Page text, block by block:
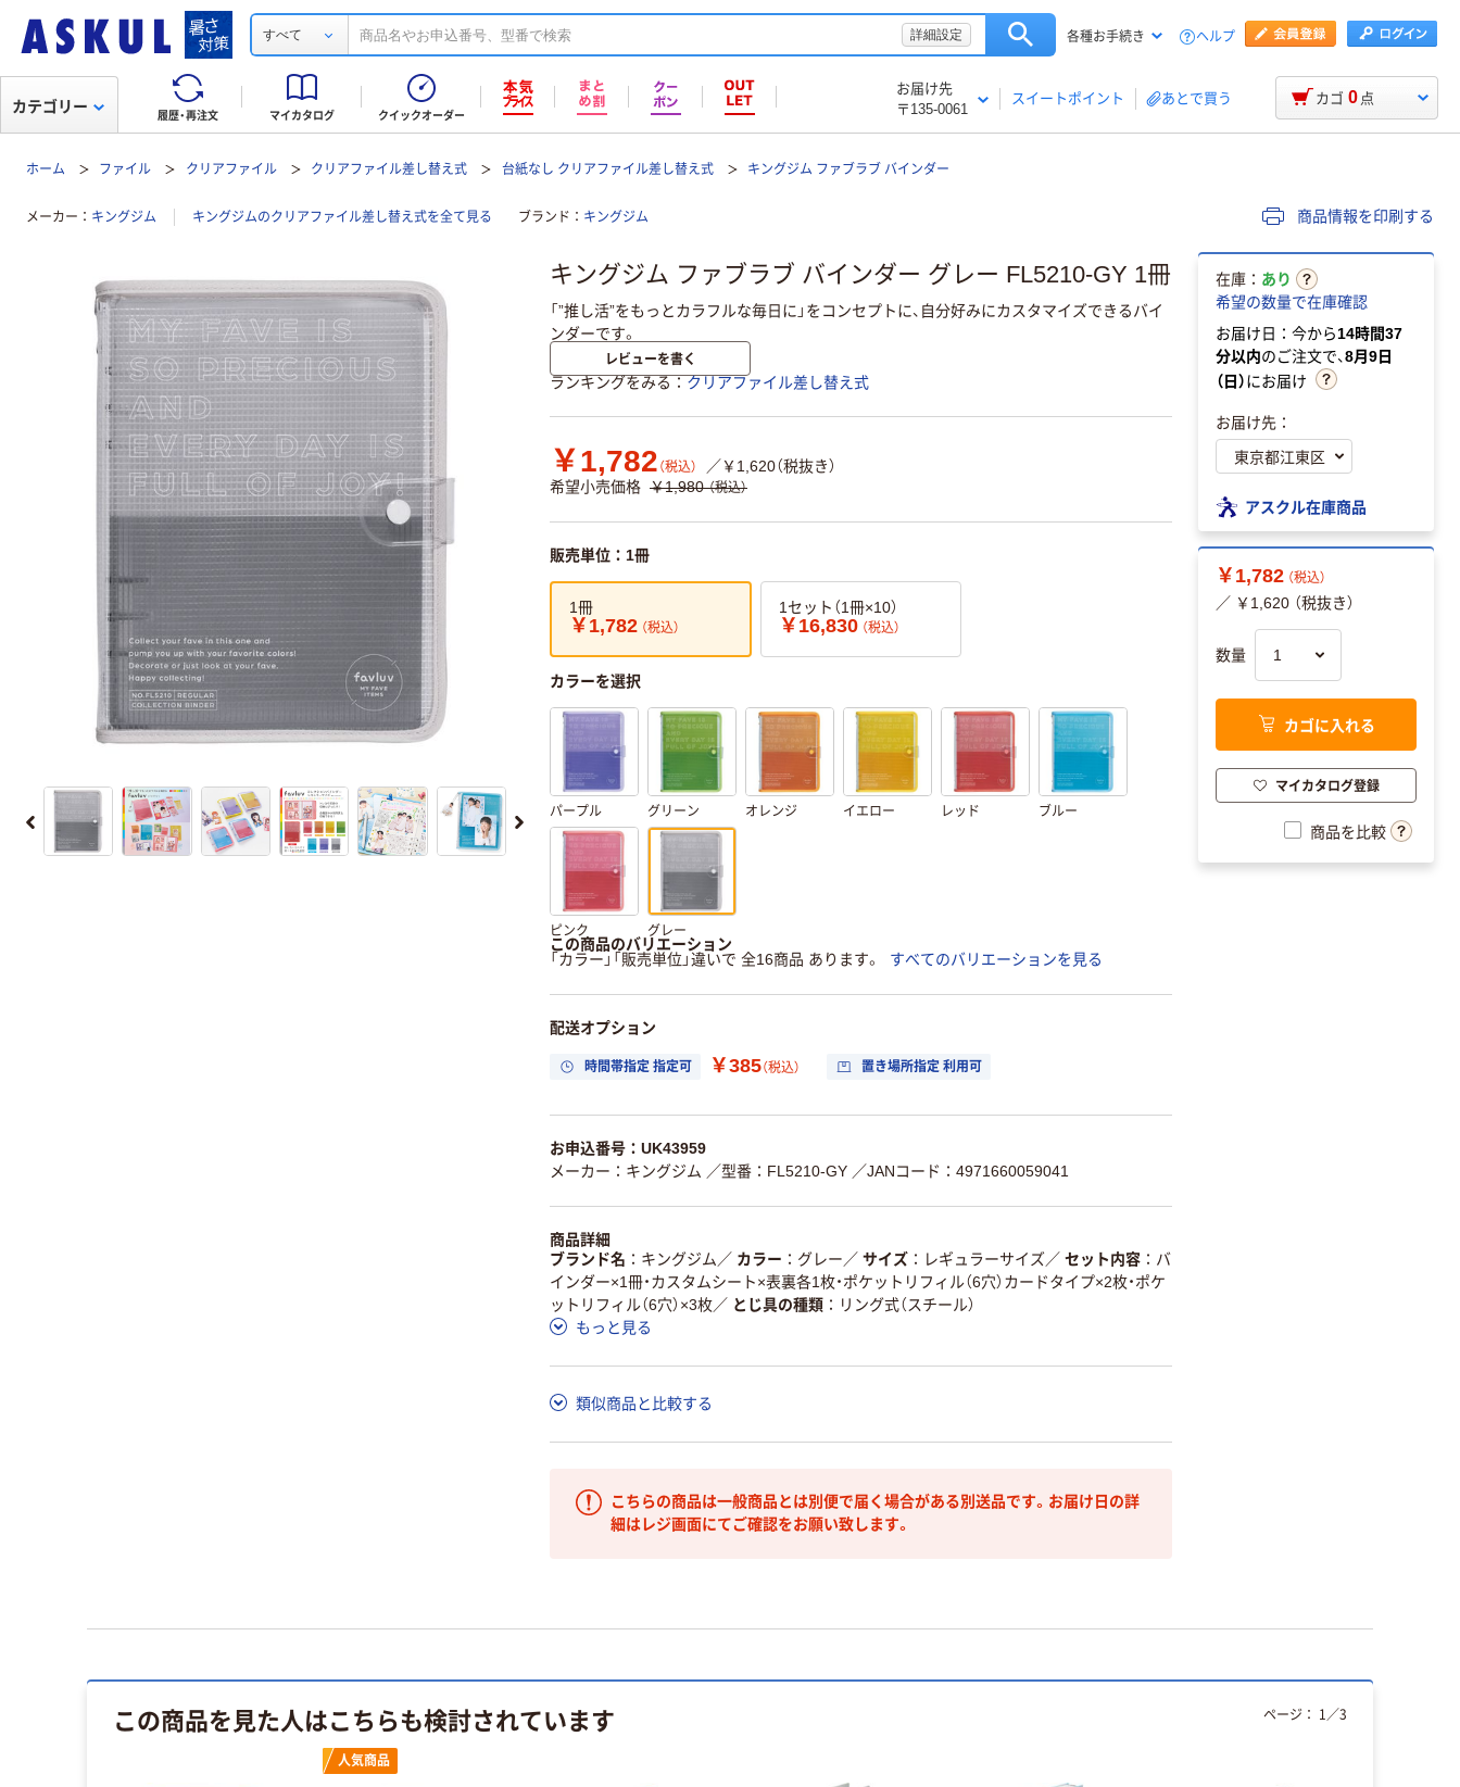
すべて 詳細設定 各種お手続き ヘルプ
履歴・再注文 マイカタログ クイックオーダー
お届け先
〒135-0061
スイートポイント あとで買う
カテゴリー カゴ 0 点
ホーム ファイル クリアファイル クリアファイル差し替え式 台紙なし クリアファイル差し替え式 キングジム ファブラブ バインダー
メーカー キングジム キングジムのクリアファイル差し替え式を全て見る ブランド キングジム 商品情報を印刷する
キングジム ファブラブ バインダー グレー FL5210-GY 1冊
「”推し活”をもっとカラフルな毎日に」をコンセプトに、自分好みにカスタマイズできるバイ
ンダーです。
レビューを書く
ランキングをみる クリアファイル差し替え式
￥1,782 （税込）
／￥1,620（税抜き）
希望小売価格 ￥1,980 （税込）
販売単位：1冊
1冊
￥1,782 （税込）
1セット（1冊×10）
￥16,830 （税込）
カラーを選択
パープル グリーン オレンジ イエロー レッド ブルー
ピンク グレー
この商品のバリエーション
「カラー」「販売単位」違いで 全16商品 あります。
すべてのバリエーションを見る
配送オプション
時間帯指定 指定可 ￥385（税込） 置き場所指定 利用可
お申込番号：UK43959
メーカー：キングジム ／型番：FL5210-GY ／JANコード：4971660059041
商品詳細
ブランド名
キングジム ／ カラー グレー ／ サイズ レギュラーサイズ／ セット内容
バ
インダー×1冊・カスタムシート×表裏各1枚・ポケットリフィル（6穴）カードタイプ×2枚・ポケ
ットリフィル（6穴）×3枚／ とじ具の種類
リング式（スチール）
もっと見る
類似商品と比較する
こちらの商品は一般商品とは別便で届く場合がある別送品です。お届け日の詳
細はレジ画面にてご確認をお願い致します。
在庫： あり
希望の数量で在庫確認
お届け日：今から14時間37
分以内のご注文で、8月9日
（日）にお届け
お届け先：
アスクル在庫商品
￥1,782 （税込）
／ ￥1,620 （税抜き）
数量
カゴに入れる
マイカタログ登録
商品を比較
この商品を見た人はこちらも検討されています
人気商品
ページ： 1 ／3